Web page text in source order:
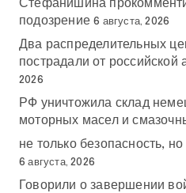
Стефанишина
подозрение 6 августа, 2026
Два распределительных
пострадали от
2026
РФ уничтожила склад
моторных масел и
не только безопасность,
6 августа, 2026
Говорили о завершении